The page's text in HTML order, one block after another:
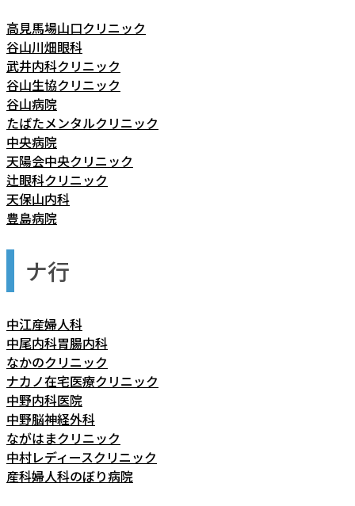
高見馬場山口クリニック
谷山川畑眼科
武井内科クリニック
谷山生協クリニック
谷山病院
たばたメンタルクリニック
中央病院
天陽会中央クリニック
辻眼科クリニック
天保山内科
豊島病院
ナ行
中江産婦人科
中尾内科胃腸内科
なかのクリニック
ナカノ在宅医療クリニック
中野内科医院
中野脳神経外科
ながはまクリニック
中村レディースクリニック
産科婦人科のぼり病院